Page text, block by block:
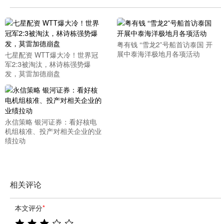
七星配资 WTT爆大冷！世界冠
军2:3被淘汰，林诗栋强势爆
发，莫雷加德崩盘
粤有钱 “雪龙2”号船首访泰国 开
展中泰海洋极地月各项活动
永信策略 银河证券：看好核电
机组核准、投产对相关企业的业
绩拉动
相关评论
本文评分*